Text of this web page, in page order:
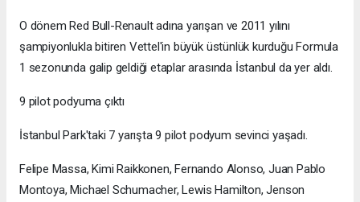
O dönem Red Bull-Renault adına yarışan ve 2011 yılını
şampiyonlukla bitiren Vettel'in büyük üstünlük kurduğu Formula
1 sezonunda galip geldiği etaplar arasında İstanbul da yer aldı.
9 pilot podyuma çıktı
İstanbul Park'taki 7 yarışta 9 pilot podyum sevinci yaşadı.
Felipe Massa, Kimi Raikkonen, Fernando Alonso, Juan Pablo
Montoya, Michael Schumacher, Lewis Hamilton, Jenson